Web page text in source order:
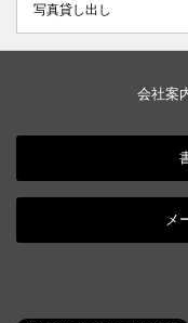
写真貸し出し
会社案
メ